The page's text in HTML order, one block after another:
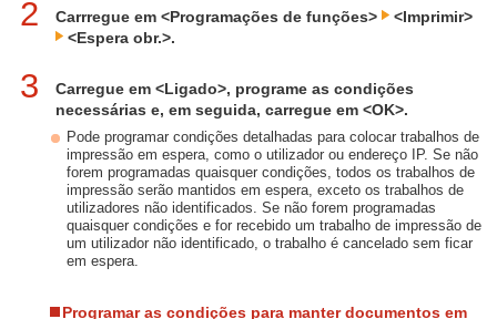
2 Carrregue em <Programações de funções>
<Imprimir>
<Espera obr.>.
3
Carregue em <Ligado>, programe as condições
necessárias e, em seguida, carregue em <OK>.
Pode programar condições detalhadas para colocar trabalhos de
impressão em espera, como o utilizador ou endereço IP. Se não
forem programadas quaisquer condições, todos os trabalhos de
impressão serão mantidos em espera, exceto os trabalhos de
utilizadores não identificados. Se não forem programadas
quaisquer condições e for recebido um trabalho de impressão de
um utilizador não identificado, o trabalho é cancelado sem ficar
em espera.
Programar as condições para manter documentos em